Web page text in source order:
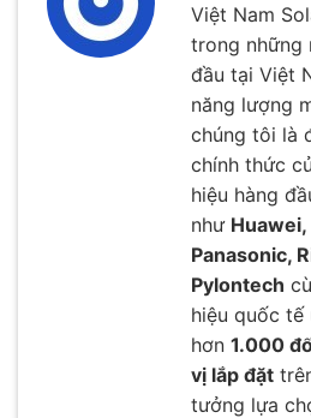
Việt Nam
trong những
đầu tại Việt
năng lượng
chúng tôi là
chính thức
hiệu hàng
như Huawei,
Panasonic,
Pylontech
hiệu quốc
hơn 1.000
vị lắp đặt
tưởng lựa